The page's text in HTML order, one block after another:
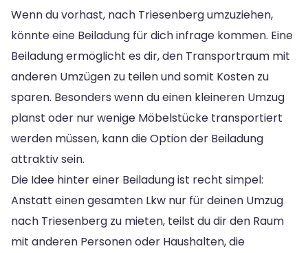
Wenn du vorhast, nach Triesenberg umzuziehen,
könnte eine Beiladung für dich infrage kommen. Eine
Beiladung ermöglicht es dir, den Transportraum mit
anderen Umzügen zu teilen und somit Kosten zu
sparen. Besonders wenn du einen kleineren Umzug
planst oder nur wenige Möbelstücke transportiert
werden müssen, kann die Option der Beiladung
attraktiv sein.
Die Idee hinter einer Beiladung ist recht simpel:
Anstatt einen gesamten Lkw nur für deinen Umzug
nach Triesenberg zu mieten, teilst du dir den Raum
mit anderen Personen oder Haushalten, die